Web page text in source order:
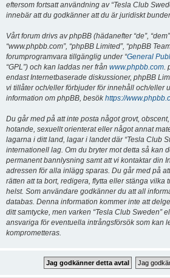
eftersom fortsatt användning av “Tesla Club
innebär att du godkänner att du är juridiskt
Vårt forum drivs av phpBB (hädanefter “de”,
“www.phpbb.com”, “phpBB Limited”, “phpBB
forumprogramvara tillgänglig under “General
“GPL”) och kan laddas ner från www.phpbb.com.
endast Internetbaserade diskussioner, phpBB
vi tillåter och/eller förbjuder för innehåll och/eller
information om phpBB, besökhttps://
Du går med på att inte posta något grovt,
hotande, sexuellt orienterat eller något annat
lagarna i ditt land, lagar i landet där “Tesla Club
internationell lag. Om du bryter mot detta så kan
permanent bannlysning samt att vi kontaktar din
adressen för alla inlägg sparas. Du går med på
rätten att ta bort, redigera, flytta eller stänga vilka
helst. Som användare godkänner du att all
databas. Denna information kommer inte att
ditt samtycke, men varken “Tesla Club Sweden”
ansvariga för eventuella intrångsförsök som kan
komprometteras.